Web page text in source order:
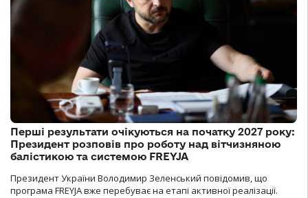
Перші результати очікуються на початку 2027 року:
Президент розповів про роботу над вітчизняною
балістикою та системою FREYJA
Президент України Володимир Зеленський повідомив, що
програма FREYJA вже перебуває на етапі активної реалізації.